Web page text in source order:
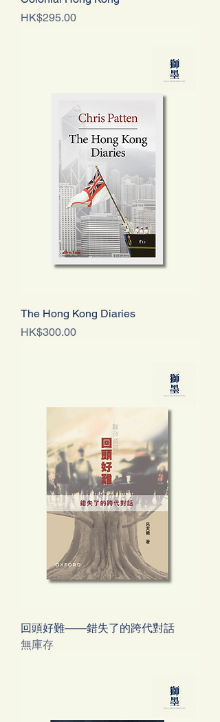
價格
HK$295.00
The Hong Kong Diaries
價格
HK$300.00
回頭好難——錯失了的跨代對話
無庫存